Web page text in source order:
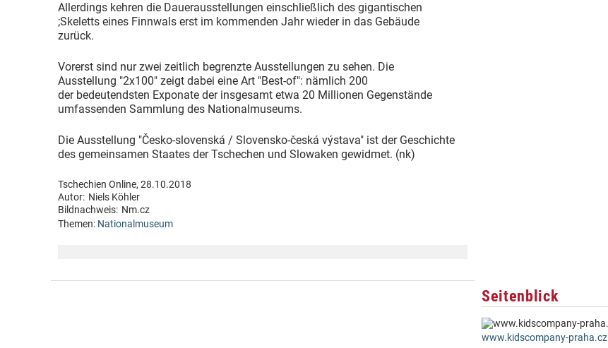
Allerdings kehren die Dauerausstellungen einschließlich des gigantischen
;Skeletts eines Finnwals erst im kommenden Jahr wieder in das Gebäude
zurück.
Vorerst sind nur zwei zeitlich begrenzte Ausstellungen zu sehen. Die
Ausstellung "2x100" zeigt dabei eine Art "Best-of": nämlich 200
der bedeutendsten Exponate der insgesamt etwa 20 Millionen Gegenstände
umfassenden Sammlung des Nationalmuseums.
Die Ausstellung "Česko-slovenská / Slovensko-česká výstava" ist der Geschichte
des gemeinsamen Staates der Tschechen und Slowaken gewidmet. (nk)
Tschechien Online, 28.10.2018
Autor: Niels Köhler
Bildnachweis: Nm.cz
Themen: Nationalmuseum
Seitenblick
www.kidscompany-praha.cz